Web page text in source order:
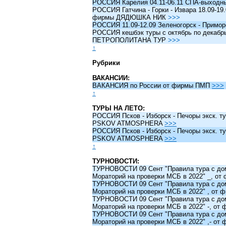
РОССИЯ Карелия 04.11-06.11 СПА-
РОССИЯ Гатчина - Горки - Извара 18.09-
фирмы ДЯДЮШКА НИК >>>
РОССИЯ 11.09-12.09 Зеленогорск -
РОССИЯ кешбэк туры c октябрь по
ПЕТРОПОЛИТАНА ТУР >>>
↑
Рубрики
ВАКАНСИИ:
ВАКАНСИЯ по России от фирмы ПМП >>>
↑
ТУРЫ НА ЛЕТО:
РОССИЯ Псков - Изборск - Печоры экск.
PSKOV ATMOSPHERA >>>
РОССИЯ Псков - Изборск - Печоры экск.
PSKOV ATMOSPHERA >>>
↑
ТУРНОВОСТИ:
ТУРНОВОСТИ 09 Сент "Правила тура с
Мораторий на проверки МСБ в 2022" _,
ТУРНОВОСТИ 09 Сент "Правила тура с
Мораторий на проверки МСБ в 2022" ,
ТУРНОВОСТИ 09 Сент "Правила тура с
Мораторий на проверки МСБ в 2022" -,
ТУРНОВОСТИ 09 Сент "Правила тура с
Мораторий на проверки МСБ в 2022" ,-